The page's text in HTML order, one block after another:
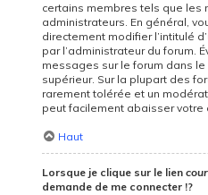
certains membres tels que les
administrateurs. En général,
directement modifier l’intitulé
par l’administrateur du forum.
messages sur le forum dans
supérieur. Sur la plupart des
rarement tolérée et un
peut facilement abaisser votre
Haut
Lorsque je clique sur le lien
demande de me connecter !?